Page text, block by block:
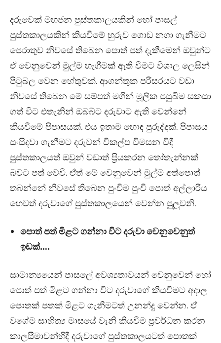
දරුවෙක් මහජන පුස්තකාලයකින් හෝ පාසල්
පුස්තකාලයකින් කියවීමේ හුරුව ගොඩ නගා ගැනීමට
පෙරාතුව නිවසේ තිබෙන පොත් පත් දැකීමෙන් ඔවුන්ට
ඒ වෙනුවෙන් මුල්ම හැගීමක් ඇති වීමට විශාල ලෙසින්
පිටුබල වෙන හේතුවක්. ආගන්තුක පරිසරයට වඩා
නිවසේ තිබෙන මේ සම්පත් මගින් මූලික පසුබිම සකසා
ගත් විට එතැනින් ඔබබ්ට දරුවාට ඇති වෙන්නේ
කියවීමේ පිපාසයක්. එය ඉතාම හොඳ පුරුද්දක්. පිපාසය
සංසිදවා ගැනීමට දරුවන් විකල්ප විමසන විදී
පුස්තකාලයත් ඔවුන් වඩාත් ප්‍රියකරන තෝතැන්නක්
බවට පත් වේවි. ඒත් මේ වෙනුවෙන් මුල්ම අත්පොත්
තබන්නේ නිවසේ තිබෙන පුංචිම පුංචි පොත් අල්ලාරිය
හෙවත් දරුවාගේ පුස්තකාලයෙන් වෙන්න පුලුවනි.
පොත් පත් මිළට ගන්නා විට දරුවා වෙනුවෙනුත්
ඉඩක්….
සාමාන්‍යයෙන් පාසලේ අවශ්‍යතාවයන් වෙනුවෙන් හෝ
පොත් පත් මිළට ගන්නා විට දරුවාගේ කියවීමට අදාල
පොතක් පතක් මිළට ගැනීමටත් උනන්දු වෙන්න. ඒ
වගේම සාහිත්‍ය මාසයේ වැනි කියවිම ප්‍රවර්ධන කරන
කාලසීමාවන්හිදී දරුවාගේ පුස්තකාලයටත් පොතක්